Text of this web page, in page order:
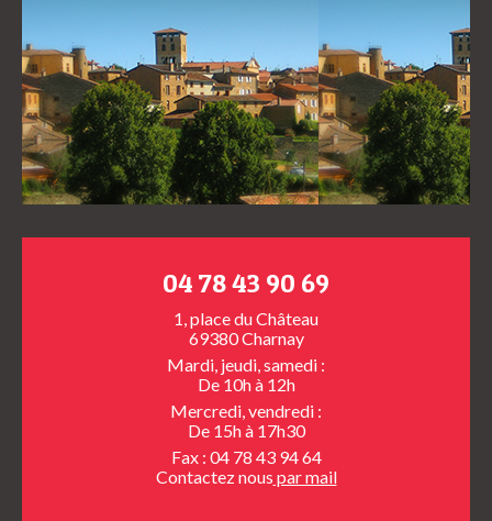
04 78 43 90 69
1, place du Château
69380 Charnay
Mardi, jeudi, samedi :
De 10h à 12h
Mercredi, vendredi :
De 15h à 17h30
Fax : 04 78 43 94 64
Contactez nous par mail